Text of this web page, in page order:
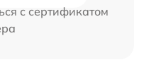
с сертификатом